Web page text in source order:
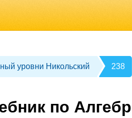
уровни Никольский 238
по